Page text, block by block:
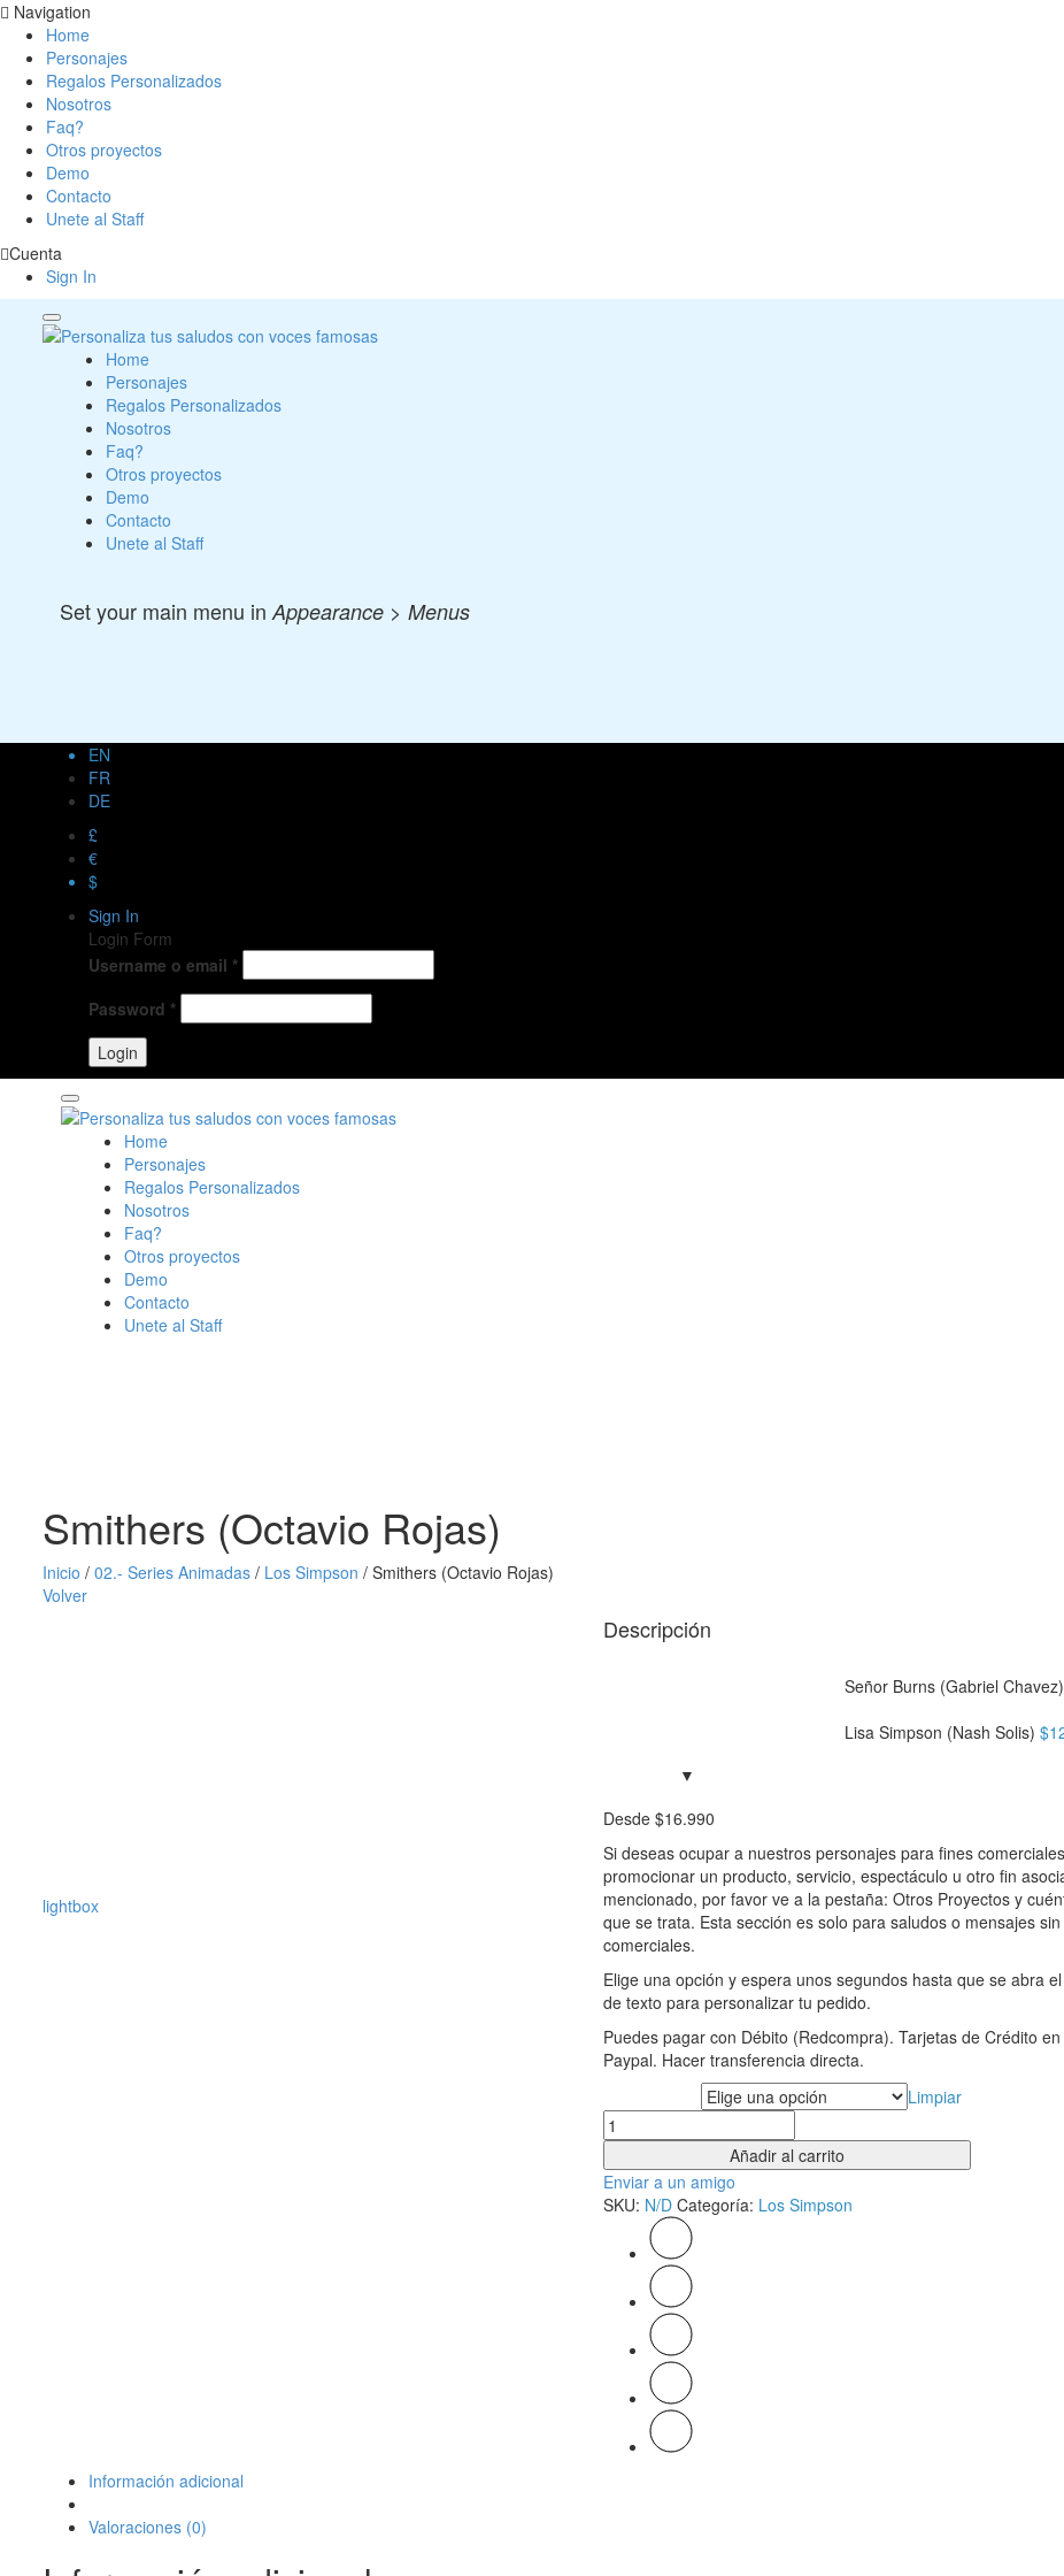
Navigation
Home
Personajes
Regalos Personalizados
Nosotros
Faq?
Otros proyectos
Demo
Contacto
Unete al Staff
Cuenta
Sign In
Home
Personajes
Regalos Personalizados
Nosotros
Faq?
Otros proyectos
Demo
Contacto
Unete al Staff
Set your main menu inAppearance > Menus
EN
FR
DE
£
€
$
Sign In
Login Form
Username o email *
Password *
Home
Personajes
Regalos Personalizados
Nosotros
Faq?
Otros proyectos
Demo
Contacto
Unete al Staff
Smithers (Octavio Rojas)
Inicio / 02.- Series Animadas / Los Simpson / Smithers (Octavio Rojas)
Volver
lightbox
Descripción
Señor Burns (Gabriel Chavez)
Lisa Simpson (Nash Solis) $
Desde $16.990
Si deseas ocupar a nuestros personajes para fines
promocionar un producto, servicio, espectáculo u otro fin
mencionado, por favor ve a la pestaña: Otros Proyectos y
que se trata. Esta sección es solo para saludos o mensajes
comerciales.
Elige una opción y espera unos segundos hasta que se abra
de texto para personalizar tu pedido.
Puedes pagar con Débito (Redcompra). Tarjetas de Crédito
Paypal. Hacer transferencia directa.
Limpiar
Cantidad
Añadir al carrito
Enviar a un amigo
SKU: N/D Categoría: Los Simpson
Información adicional
Valoraciones (0)